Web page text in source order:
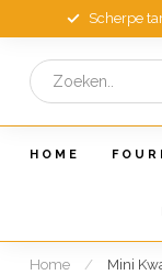
Scherpe
HOME
Home / Mini